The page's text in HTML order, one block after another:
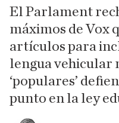
El Parlament
máximos de Vox
artículos para
lengua vehicular
‘populares’
punto en la ley